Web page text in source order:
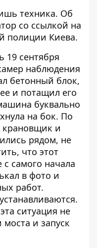
техника. Об
со ссылкой на
полиции Киева.
19 сентября
наблюдения
бетонный блок,
и потащил его
буквально
на бок. По
крановщик и
рядом, не
что этот
самого начала
в фото и
работ.
ситуация не
и запуск